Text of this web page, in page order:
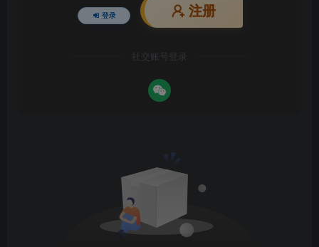
登录 注册
社交账号登录